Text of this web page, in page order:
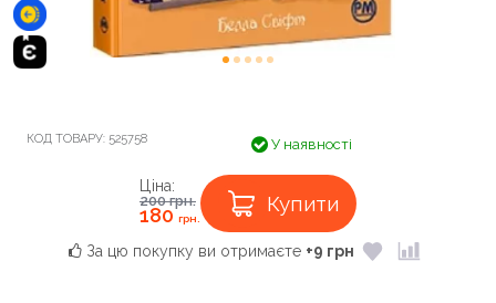
КОД ТОВАРУ: 525758 У наявності
Ціна:
200грн.
180грн.
Купити
За цю покупку ви отримаєте +9 грн